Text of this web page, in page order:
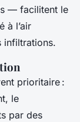
— facilitent le
à l’air
infiltrations.
prioritaire :
le
par des